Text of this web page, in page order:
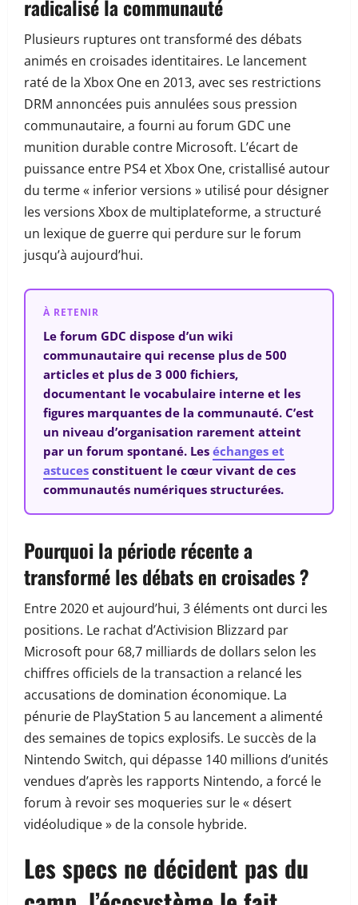
radicalisé la communauté
Plusieurs ruptures ont transformé des débats
animés en croisades identitaires. Le lancement
raté de la Xbox One en 2013, avec ses restrictions
DRM annoncées puis annulées sous pression
communautaire, a fourni au forum GDC une
munition durable contre Microsoft. L’écart de
puissance entre PS4 et Xbox One, cristallisé autour
du terme « inferior versions » utilisé pour désigner
les versions Xbox de multiplateforme, a structuré
un lexique de guerre qui perdure sur le forum
jusqu’à aujourd’hui.
À RETENIR
Le forum GDC dispose d’un wiki
communautaire qui recense plus de 500
articles et plus de 3 000 fichiers,
documentant le vocabulaire interne et les
figures marquantes de la communauté. C’est
un niveau d’organisation rarement atteint
par un forum spontané. Les échanges et
astuces constituent le cœur vivant de ces
communautés numériques structurées.
Pourquoi la période récente a
transformé les débats en croisades ?
Entre 2020 et aujourd’hui, 3 éléments ont durci les
positions. Le rachat d’Activision Blizzard par
Microsoft pour 68,7 milliards de dollars selon les
chiffres officiels de la transaction a relancé les
accusations de domination économique. La
pénurie de PlayStation 5 au lancement a alimenté
des semaines de topics explosifs. Le succès de la
Nintendo Switch, qui dépasse 140 millions d’unités
vendues d’après les rapports Nintendo, a forcé le
forum à revoir ses moqueries sur le « désert
vidéoludique » de la console hybride.
Les specs ne décident pas du